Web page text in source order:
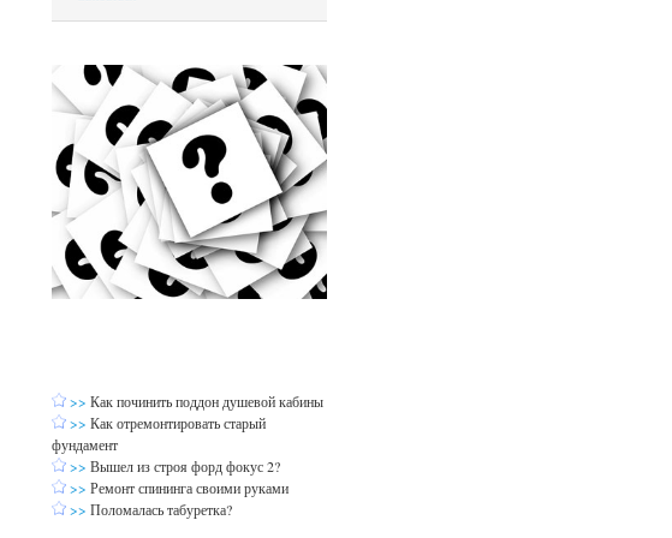
>> Как починить поддон душевой кабины
>> Как отремонтировать старый
фундамент
>> Вышел из строя форд фокус 2?
>> Ремонт спининга своими руками
>> Поломалась табуретка?